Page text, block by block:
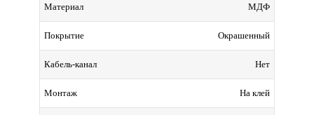
Материал МДФ
Покрытие Окрашенный
Кабель-канал Нет
Монтаж На клей